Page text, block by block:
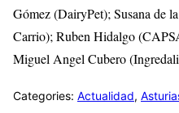
Gómez (DairyPet); Susana de
Carrio); Ruben Hidalgo
Miguel Angel Cubero
Categories: Actualidad,